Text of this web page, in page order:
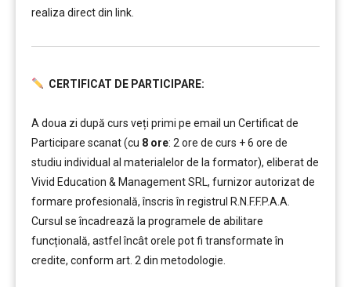
realiza direct din link.
CERTIFICAT DE PARTICIPARE:
A doua zi după curs veți primi pe email un Certificat de
Participare scanat (cu 8 ore: 2 ore de curs + 6 ore de
studiu individual al materialelor de la formator), eliberat de
Vivid Education & Management SRL, furnizor autorizat de
formare profesională, înscris în registrul R.N.F.F.P.A.A.
Cursul se încadrează la programele de abilitare
funcțională, astfel încât orele pot fi transformate în
credite, conform art. 2 din metodologie.